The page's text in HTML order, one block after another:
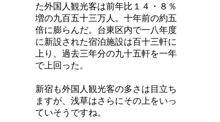
た外国人観光客は前年比１４・８％
増の九百五十三万人。十年前の約五
倍に膨らんだ。台東区内で一八年度
に新設された宿泊施設は百十三軒に
上り、過去三年分の九十五軒を一年
で上回った。
新宿も外国人観光客の多さは目立ち
ますが、浅草はさらにその上をいっ
ていそうですね。